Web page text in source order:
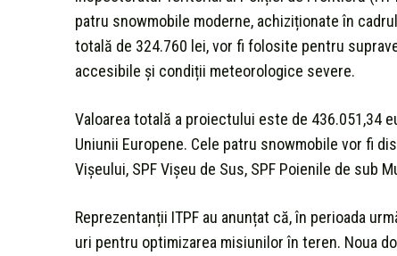
patru snowmobile moderne, achiziționate în
totală de 324.760 lei, vor fi folosite pentru
accesibile și condiții meteorologice severe.
Valoarea totală a proiectului este de 436.051,34
Uniunii Europene. Cele patru snowmobile vor fi
Vișeului, SPF Vișeu de Sus, SPF Poienile de sub
Reprezentanții ITPF au anunțat că, în perioada
uri pentru optimizarea misiunilor în teren. Noua